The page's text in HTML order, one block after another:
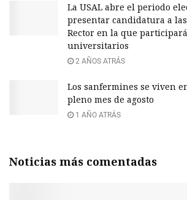
La USAL abre el periodo
presentar candidatura a
Rector en la que
universitarios
2 AÑOS ATRÁS
Los sanfermines se viven
pleno mes de agosto
1 AÑO ATRÁS
Noticias más comentadas